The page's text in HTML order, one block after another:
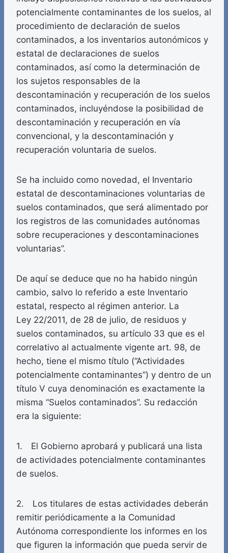
potencialmente contaminantes de los suelos, al
procedimiento de declaración de suelos
contaminados, a los inventarios autonómicos y
estatal de declaraciones de suelos
contaminados, así como la determinación de
los sujetos responsables de la
descontaminación y recuperación de los suelos
contaminados, incluyéndose la posibilidad de
descontaminación y recuperación en vía
convencional, y la descontaminación y
recuperación voluntaria de suelos.
Se ha incluido como novedad, el Inventario
estatal de descontaminaciones voluntarias de
suelos contaminados, que será alimentado por
los registros de las comunidades autónomas
sobre recuperaciones y descontaminaciones
voluntarias”.
De aquí se deduce que no ha habido ningún
cambio, salvo lo referido a este Inventario
estatal, respecto al régimen anterior. La
Ley 22/2011, de 28 de julio, de residuos y
suelos contaminados, su artículo 33 que es el
correlativo al actualmente vigente art. 98, de
hecho, tiene el mismo título (“Actividades
potencialmente contaminantes”) y dentro de un
título V cuya denominación es exactamente la
misma “Suelos contaminados”. Su redacción
era la siguiente:
1. El Gobierno aprobará y publicará una lista
de actividades potencialmente contaminantes
de suelos.
2. Los titulares de estas actividades deberán
remitir periódicamente a la Comunidad
Autónoma correspondiente los informes en los
que figuren la información que pueda servir de